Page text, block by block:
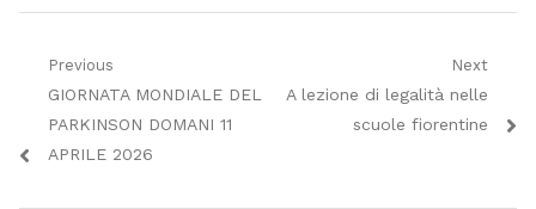
Navigazione
articoli
Previous
Previous
post:
GIORNATA MONDIALE DEL
PARKINSON DOMANI 11
APRILE 2026
Next
Next
A lezione di legalità nelle
scuole fiorentine